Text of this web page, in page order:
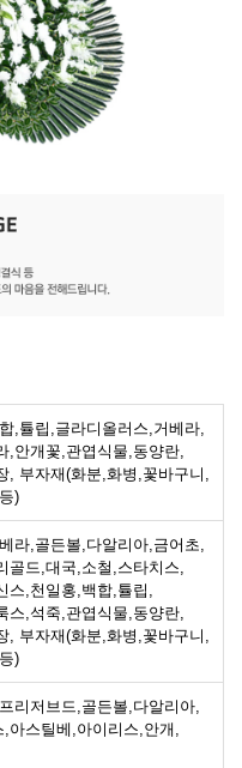
,튤립,글라디올러스,거베라,
,안개꽃,관엽식물,동양란,
, 부자재(화분,화병,꽃바구니,
)
라,골든볼,다알리아,금어초,
골드,대국,소철,스타치스,
스,천일홍,백합,튤립,
스,석죽,관엽식물,동양란,
, 부자재(화분,화병,꽃바구니,
)
리저브드,골든볼,다알리아,
아스틸베,아이리스,안개,